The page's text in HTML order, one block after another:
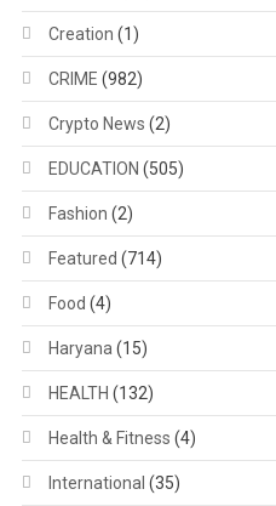
Creation (1)
CRIME (982)
Crypto News (2)
EDUCATION (505)
Fashion (2)
Featured (714)
Food (4)
Haryana (15)
HEALTH (132)
Health & Fitness (4)
International (35)